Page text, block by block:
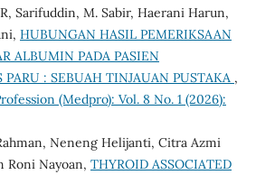
Sarifuddin, M. Sabir, Haerani Harun,
HUBUNGAN HASIL PEMERIKSAAN
ALBUMIN PADA PASIEN
PARU : SEBUAH TINJAUAN PUSTAKA ,
(Medpro): Vol. 8 No. 1 (2026):
Neneng Helijanti, Citra Azmi
Roni Nayoan, THYROID ASSOCIATED